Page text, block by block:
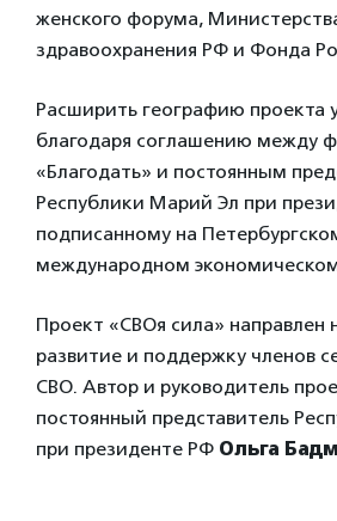
женского форума,
здравоохранения РФ и Фонда
Расширить географию проекта
благодаря соглашению между
«Благодать» и постоянным
Республики Марий Эл при
подписанному на
международном
Проект «СВОя сила» направлен
развитие и поддержку членов
СВО. Автор и руководитель
постоянный представитель
при президенте РФ Ольга